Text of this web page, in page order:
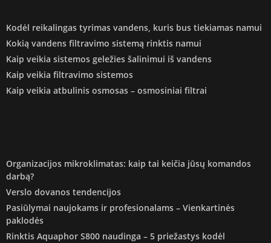
Kodėl reikalingas tyrimas vandens, kuris bus tiekiamas namui
Kokią vandens filtravimo sistemą rinktis namui
Kaip veikia sistemos geležies šalinimui iš vandens
Kaip veikia filtravimo sistemos
Kaip veikia atbulinis osmosas – osmosiniai filtrai
Organizacijos mikroklimatas: kaip tai keičia jūsų komandos
darbą?
Verslo dovanos tendencijos
Pasiūlymai naujokams ir profesionalams – Vienkartinės
paklodės
Rinktis Aquaphor S800 naudinga – 5 priežastys kodėl